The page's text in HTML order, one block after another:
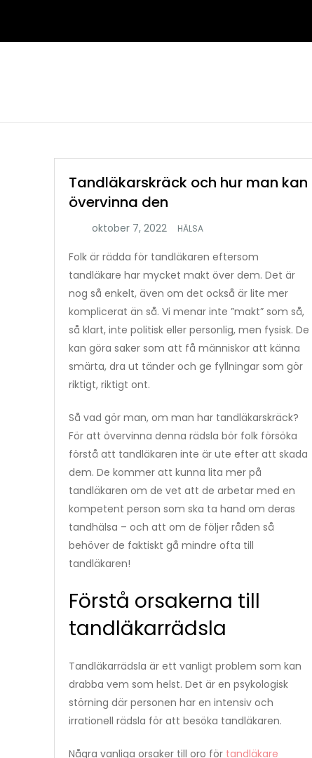
innehåll
Tandläkarskräck och hur man kan
övervinna den
HÄLSA
Folk är rädda för tandläkaren eftersom
tandläkare har mycket makt över dem. Det är
nog så enkelt, även om det också är lite mer
komplicerat än så. Vi menar inte ”makt” som så,
så klart, inte politisk eller personlig, men fysisk. De
kan göra saker som att få människor att känna
smärta, dra ut tänder och ge fyllningar som gör
riktigt, riktigt ont.
Så vad gör man, om man har tandläkarskräck?
För att övervinna denna rädsla bör folk försöka
förstå att tandläkaren inte är ute efter att skada
dem. De kommer att kunna lita mer på
tandläkaren om de vet att de arbetar med en
kompetent person som ska ta hand om deras
tandhälsa – och att om de följer råden så
behöver de faktiskt gå mindre ofta till
tandläkaren!
Förstå orsakerna till
tandläkarrädsla
Tandläkarrädsla är ett vanligt problem som kan
drabba vem som helst. Det är en psykologisk
störning där personen har en intensiv och
irrationell rädsla för att besöka tandläkaren.
Några vanliga orsaker till oro för tandläkare